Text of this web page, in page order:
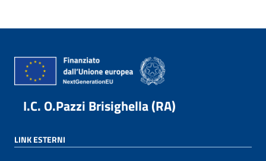
I.C. O.Pazzi Brisighella (RA)
LINK ESTERNI